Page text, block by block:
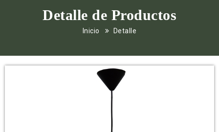
Detalle de Productos
Inicio Detalle